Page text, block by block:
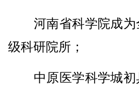
河南省科学院成为
级科研院所；
中原医学科学城初